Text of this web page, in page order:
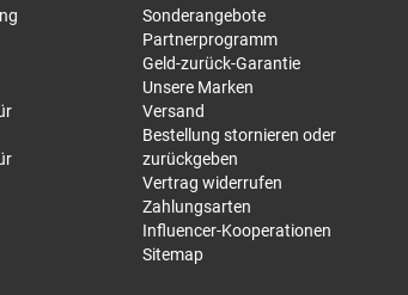
Sonderangebote
Partnerprogramm
Geld-zurück-Garantie
Unsere Marken
Versand
Bestellung stornieren oder
zurückgeben
Vertrag widerrufen
Zahlungsarten
Influencer-Kooperationen
Sitemap